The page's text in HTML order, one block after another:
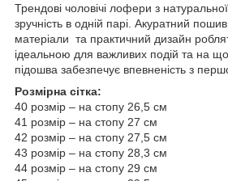
Трендові чоловічі лофери з
зручність в одній парі. Акуратний
матеріали та практичний дизайн
ідеальною для важливих подій та на
підошва забезпечує впевненість з
Розмірна сітка:
40 розмір – на стопу 26,5 см
41 розмір – на стопу 27 см
42 розмір – на стопу 27,5 см
43 розмір – на стопу 28,3 см
44 розмір – на стопу 29 см